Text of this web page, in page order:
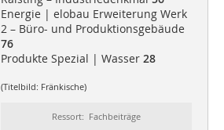
Energie | elobau Erweiterung Werk
2 – Büro- und Produktionsgebäude
76
Produkte Spezial | Wasser 28
(Titelbild: Fränkische)
Ressort: Fachbeiträge